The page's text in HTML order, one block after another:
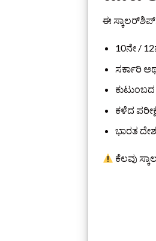
ಈ
10ನೇ /
ಸರ್ಕಾರಿ
ಕಳೆದ
ಭಾರತ
ಕೆಲವು